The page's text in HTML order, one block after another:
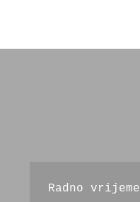
Radno vrijeme